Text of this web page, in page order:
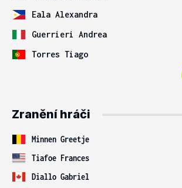
Eala Alexandra
Guerrieri Andrea
Torres Tiago
Zranění hráči
Minnen Greetje
Tiafoe Frances
Diallo Gabriel